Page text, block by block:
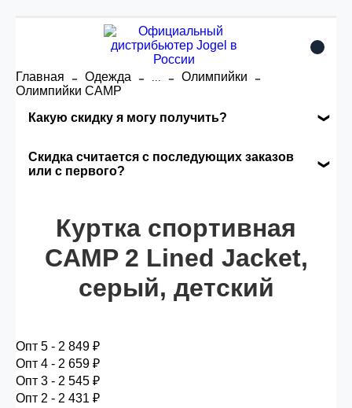
Главная Одежда ...
Олимпийки
Олимпийки CAMP
Какую скидку я могу получить?
заказа, общая сумма заказа считается по
розничной цене
(25%) - сумма всех заказов за 6 месяцев -
Опт 4(30%) -
30.000 рублей.
Скидка считается с последующих заказов
или с первого?
автоматически активизируется в корзине вашего
заказа.
Куртка спортивная
CAMP 2 Lined Jacket,
серый, детский
Опт 5 - 2 849 ₽
Опт 4 - 2 659 ₽
Опт 3 - 2 545 ₽
Опт 2 - 2 431 ₽